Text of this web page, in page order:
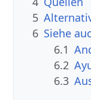
5
6 Siehe
6.1
6.2
6.3